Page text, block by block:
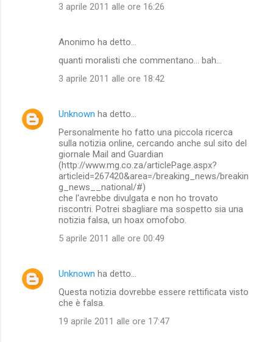
3 aprile 2011 alle ore 16:26
Anonimo ha detto…
quanti moralisti che commentano... bah...
3 aprile 2011 alle ore 18:42
Unknown ha detto…
Personalmente ho fatto una piccola ricerca
sulla notizia online, cercando anche sul sito del
giornale Mail and Guardian
(http://www.mg.co.za/articlePage.aspx?
articleid=267420&area=/breaking_news/breakin
g_news__national/#)
che l'avrebbe divulgata e non ho trovato
riscontri. Potrei sbagliare ma sospetto sia una
notizia falsa, un hoax omofobo.
5 aprile 2011 alle ore 00:49
Unknown ha detto…
Questa notizia dovrebbe essere rettificata visto
che è falsa.
19 aprile 2011 alle ore 17:47